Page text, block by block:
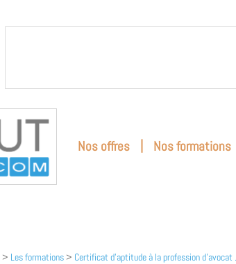
Nos offres | Nos formations
> Les formations > Certificat d'aptitude à la profession d'avocat